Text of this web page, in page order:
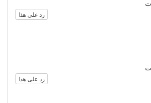
رد على هذا
رد على هذا